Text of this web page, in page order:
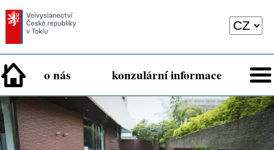
o nás konzulární informace